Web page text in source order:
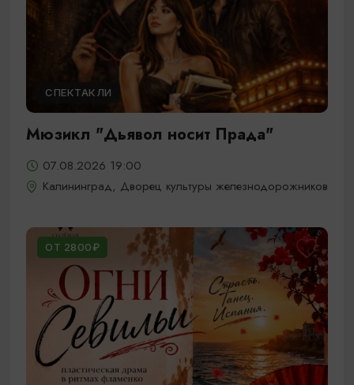
СПЕКТАКЛИ
Мюзикл "Дьявол носит Прада"
07.08.2026 19:00
Калининград, Дворец культуры железнодорожников
ОТ 2800₽